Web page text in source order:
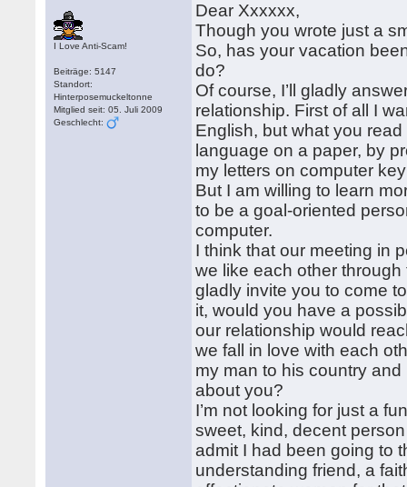
I Love Anti-Scam!
Beiträge: 5147
Standort:
Hinterposemuckeltonne
Mitglied seit: 05. Juli 2009
Geschlecht:
Dear Xxxxxx,
Though you wrote just a
So, has your vacation
do?
Of course, I’ll gladly
relationship. First of all I
English, but what you
language on a paper, by
my letters on computer
But I am willing to learn
to be a goal-oriented
computer.
I think that our meeting in
we like each other through
gladly invite you to come
it, would you have a
our relationship would
we fall in love with each
my man to his country
about you?
I’m not looking for just a
sweet, kind, decent
admit I had been going to
understanding friend, a